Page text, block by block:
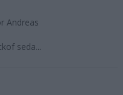
Andreas
seda...